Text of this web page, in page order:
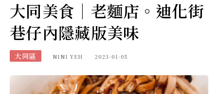
大同美食｜老麵店。迪化街
巷仔內隱藏版美味
大同區 NINI YEH 2023-01-05